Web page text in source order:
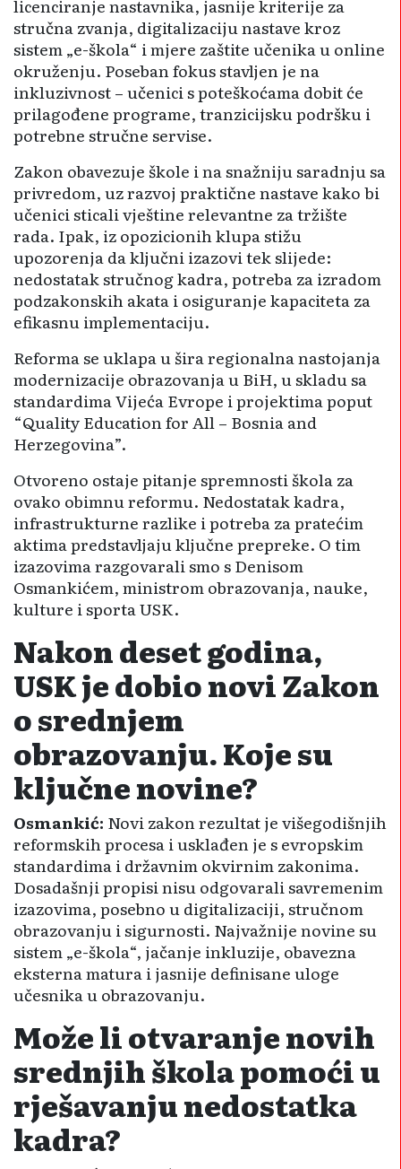
licenciranje nastavnika, jasnije kriterije za
stručna zvanja, digitalizaciju nastave kroz
sistem „e-škola“ i mjere zaštite učenika u online
okruženju. Poseban fokus stavljen je na
inkluzivnost – učenici s poteškoćama dobit će
prilagođene programe, tranzicijsku podršku i
potrebne stručne servise.
Zakon obavezuje škole i na snažniju saradnju sa
privredom, uz razvoj praktične nastave kako bi
učenici sticali vještine relevantne za tržište
rada. Ipak, iz opozicionih klupa stižu
upozorenja da ključni izazovi tek slijede:
nedostatak stručnog kadra, potreba za izradom
podzakonskih akata i osiguranje kapaciteta za
efikasnu implementaciju.
Reforma se uklapa u šira regionalna nastojanja
modernizacije obrazovanja u BiH, u skladu sa
standardima Vijeća Evrope i projektima poput
“Quality Education for All – Bosnia and
Herzegovina”.
Otvoreno ostaje pitanje spremnosti škola za
ovako obimnu reformu. Nedostatak kadra,
infrastrukturne razlike i potreba za pratećim
aktima predstavljaju ključne prepreke. O tim
izazovima razgovarali smo s Denisom
Osmankićem, ministrom obrazovanja, nauke,
kulture i sporta USK.
Nakon deset godina,
USK je dobio novi Zakon
o srednjem
obrazovanju. Koje su
ključne novine?
Osmankić: Novi zakon rezultat je višegodišnjih
reformskih procesa i usklađen je s evropskim
standardima i državnim okvirnim zakonima.
Dosadašnji propisi nisu odgovarali savremenim
izazovima, posebno u digitalizaciji, stručnom
obrazovanju i sigurnosti. Najvažnije novine su
sistem „e-škola“, jačanje inkluzije, obavezna
eksterna matura i jasnije definisane uloge
učesnika u obrazovanju.
Može li otvaranje novih
srednjih škola pomoći u
rješavanju nedostatka
kadra?